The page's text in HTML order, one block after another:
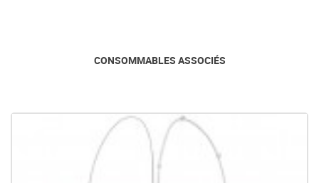
CONSOMMABLES ASSOCIÉS